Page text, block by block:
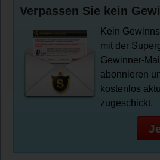
Verpassen Sie kein
Kein
mit der
Gewinner-
abonnieren
kostenlos
zugeschickt.